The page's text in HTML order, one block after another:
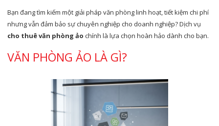
Bạn đang tìm kiếm một giải pháp văn phòng linh hoạt, tiết kiệm chi phí
nhưng vẫn đảm bảo sự chuyên nghiệp cho doanh nghiệp? Dịch vụ
cho thuê văn phòng ảo chính là lựa chọn hoàn hảo dành cho bạn.
VĂN PHÒNG ẢO LÀ GÌ?